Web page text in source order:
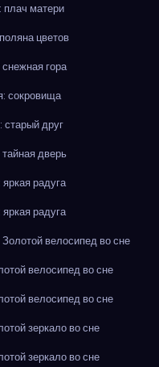
плач матери
цветов
гора
сокровища
старый друг
дверь
радуга
радуга
Золотой велосипед во сне
велосипед во сне
велосипед во сне
зеркало во сне
зеркало во сне